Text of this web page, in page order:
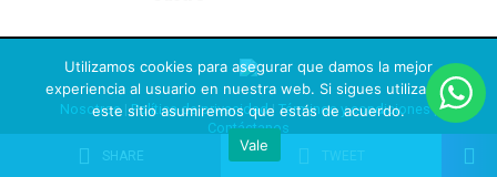
SHARE TWEET
Espriella
(@ABDELAESPRIELLA)
August 5, 2026
Nosotros|Política de privacidad| Términos y condiciones|
Contáctanos
Copyright © 2021 Rechismes |Design L-ink
Utilizamos cookies para asegurar que damos la mejor
experiencia al usuario en nuestra web. Si sigues utilizando
este sitio asumiremos que estás de acuerdo.
Vale